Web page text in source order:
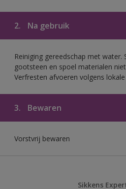
2. Na gebruik
Reiniging gereedschap met
gootsteen en spoel materialen
Verfresten afvoeren volgens
3. Bewaren
Vorstvrij bewaren
Sikkens